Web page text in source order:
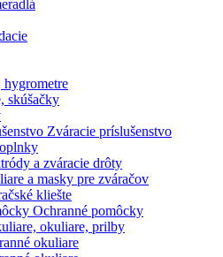
hygrometre
skúšačky
Zváracie príslušenstvo
a zváracie drôty
a masky pre zváračov
kliešte
Ochranné pomôcky
okuliare, prilby
okuliare